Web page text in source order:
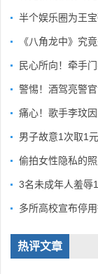
半个娱乐圈为王
《八角龙中》究
民心所向！牵手
警惕！酒驾亮警
痛心！歌手李玟
男子故意1次取1
偷拍女性隐私的
3名未成年人羞辱
多所高校宣布停
热评文章